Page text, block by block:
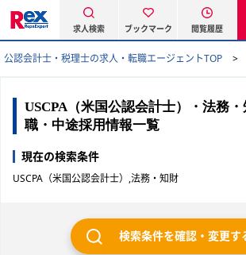
求人検索 ブックマーク 閲覧履歴
公認会計士・税理士の求人・転職エージェントTOP
USCPA（米国公認会計士）・法務
職・中途採用情報一覧
現在の検索条件
USCPA（米国公認会計士）,法務・知財
検索条件を確認・変更す